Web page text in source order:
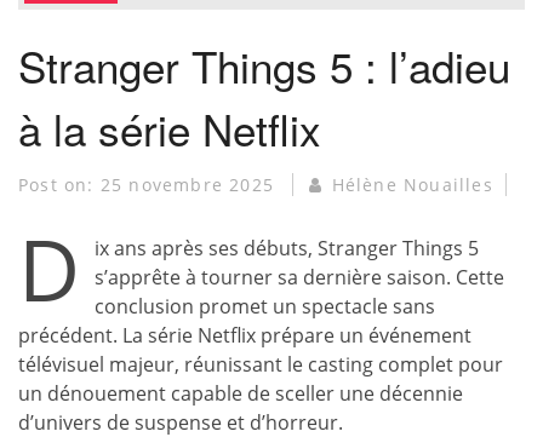
Stranger Things 5 : l’adieu
à la série Netflix
Post on: 25 novembre 2025 Hélène Nouailles
D
ix ans après ses débuts, Stranger Things 5
s’apprête à tourner sa dernière saison. Cette
conclusion promet un spectacle sans
précédent. La série Netflix prépare un événement
télévisuel majeur, réunissant le casting complet pour
un dénouement capable de sceller une décennie
d’univers de suspense et d’horreur.